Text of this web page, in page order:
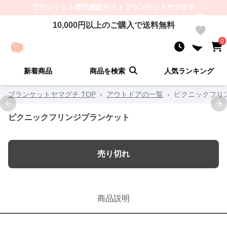
ブランケット 専門通販サイト ブランケットヤマグチ
10,000円以上のご購入で送料無料
0
新着商品 商品を検索 人気ランキング
ブランケットヤマグチ TOP › アウトドアの一覧 ›
ピクニックフリ
Previous slide
ピクニックフリンジブランケット
売り切れ
商品説明